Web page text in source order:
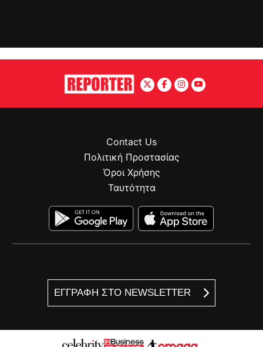
ΕΓΓΡΑΦΗ ΣΤΟ NEWSLETTER
Contact Us
Πολιτική Προστασίας
Όροι Χρήσης
Ταυτότητα